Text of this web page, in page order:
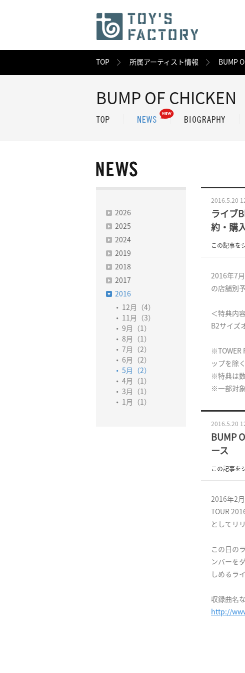
TOP 所属アーティスト情報 BUMP
BUMP OF CHICKEN
2026
2025
2024
2019
2018
2017
2016
12月（4）
11月（3）
9月（1）
8月（1）
7月（2）
6月（2）
5月（2）
4月（1）
3月（1）
1月（1）
2016.5.20
ライブ
約・購
この記事を
2016年7
の店舗別
＜特典内
B2サイズ
※TOWER
ップを除
※特典は
※一部対
2016.5.20
BUMP
ース
この記事を
2016年2
TOUR
としてリ
この日の
ンバーを
しめるラ
収録曲名
http://